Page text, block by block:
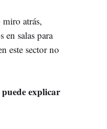
atrás,
en salas para
este sector no
explicar